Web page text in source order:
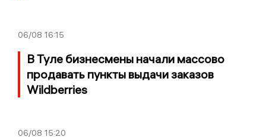
06/08 16:15
В Туле бизнесмены начали массово
продавать пункты выдачи заказов
Wildberries
06/08 15:20